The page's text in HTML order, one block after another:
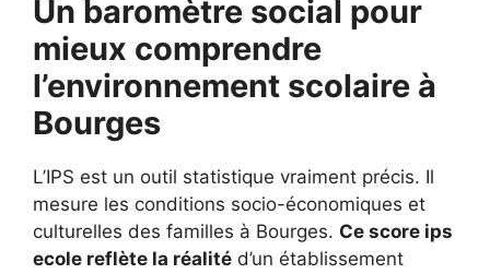
Un baromètre social pour
mieux comprendre
l’environnement scolaire à
Bourges
L’IPS est un outil statistique vraiment précis. Il
mesure les conditions socio-économiques et
culturelles des familles à Bourges. Ce score ips
ecole reflète la réalité d’un établissement